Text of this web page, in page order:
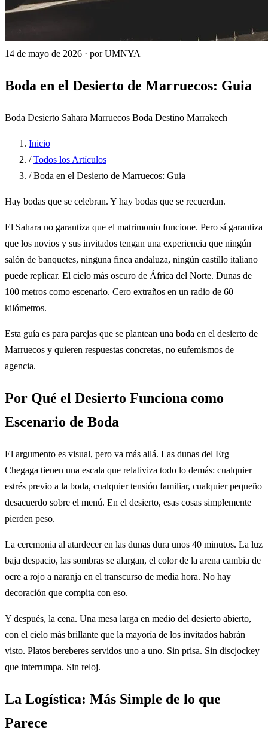
14 de mayo de 2026 · por UMNYA
Boda en el Desierto de Marruecos: Guia
Boda Desierto Sahara Marruecos Boda Destino Marrakech
Inicio
/ Todos los Artículos
/ Boda en el Desierto de Marruecos: Guia
Hay bodas que se celebran. Y hay bodas que se recuerdan.
El Sahara no garantiza que el matrimonio funcione. Pero sí garantiza
que los novios y sus invitados tengan una experiencia que ningún
salón de banquetes, ninguna finca andaluza, ningún castillo italiano
puede replicar. El cielo más oscuro de África del Norte. Dunas de
100 metros como escenario. Cero extraños en un radio de 60
kilómetros.
Esta guía es para parejas que se plantean una boda en el desierto de
Marruecos y quieren respuestas concretas, no eufemismos de
agencia.
Por Qué el Desierto Funciona como
Escenario de Boda
El argumento es visual, pero va más allá. Las dunas del Erg
Chegaga tienen una escala que relativiza todo lo demás: cualquier
estrés previo a la boda, cualquier tensión familiar, cualquier pequeño
desacuerdo sobre el menú. En el desierto, esas cosas simplemente
pierden peso.
La ceremonia al atardecer en las dunas dura unos 40 minutos. La luz
baja despacio, las sombras se alargan, el color de la arena cambia de
ocre a rojo a naranja en el transcurso de media hora. No hay
decoración que compita con eso.
Y después, la cena. Una mesa larga en medio del desierto abierto,
con el cielo más brillante que la mayoría de los invitados habrán
visto. Platos bereberes servidos uno a uno. Sin prisa. Sin discjockey
que interrumpa. Sin reloj.
La Logística: Más Simple de lo que
Parece